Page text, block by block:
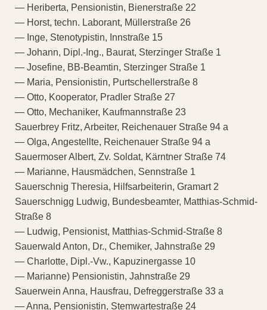
— Heriberta, Pensionistin, Bienerstraße 22
— Horst, techn. Laborant, Müllerstraße 26
— Inge, Stenotypistin, Innstraße 15
— Johann, Dipl.-Ing., Baurat, Sterzinger Straße 1
— Josefine, BB-Beamtin, Sterzinger Straße 1
— Maria, Pensionistin, Purtschellerstraße 8
— Otto, Kooperator, Pradler Straße 27
— Otto, Mechaniker, Kaufmannstraße 23
Sauerbrey Fritz, Arbeiter, Reichenauer Straße 94 a
— Olga, Angestellte, Reichenauer Straße 94 a
Sauermoser Albert, Zv. Soldat, Kärntner Straße 74
— Marianne, Hausmädchen, Sennstraße 1
Sauerschnig Theresia, Hilfsarbeiterin, Gramart 2
Sauerschnigg Ludwig, Bundesbeamter, Matthias-Schmid-
Straße 8
— Ludwig, Pensionist, Matthias-Schmid-Straße 8
Sauerwald Anton, Dr., Chemiker, Jahnstraße 29
— Charlotte, Dipl.-Vw., Kapuzinergasse 10
— Marianne) Pensionistin, Jahnstraße 29
Sauerwein Anna, Hausfrau, Defreggerstraße 33 a
— Anna, Pensionistin, Stemwartestraße 24